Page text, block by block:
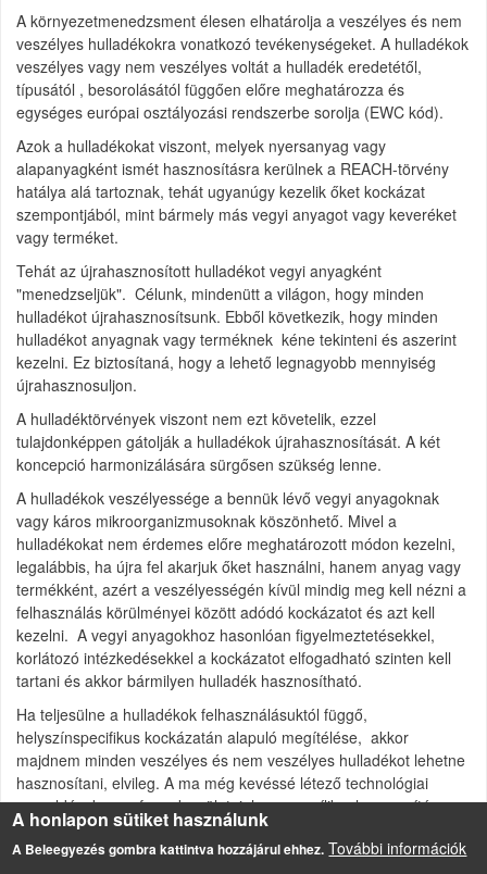
A környezetmenedzsment élesen elhatárolja a veszélyes és nem
veszélyes hulladékokra vonatkozó tevékenységeket. A hulladékok
veszélyes vagy nem veszélyes voltát a hulladék eredetétől,
típusától , besorolásától függően előre meghatározza és
egységes európai osztályozási rendszerbe sorolja (EWC kód).
Azok a hulladékokat viszont, melyek nyersanyag vagy
alapanyagként ismét hasznosításra kerülnek a REACH-törvény
hatálya alá tartoznak, tehát ugyanúgy kezelik őket kockázat
szempontjából, mint bármely más vegyi anyagot vagy keveréket
vagy terméket.
Tehát az újrahasznosított hulladékot vegyi anyagként
"menedzseljük". Célunk, mindenütt a világon, hogy minden
hulladékot újrahasznosítsunk. Ebből következik, hogy minden
hulladékot anyagnak vagy terméknek kéne tekinteni és aszerint
kezelni. Ez biztosítaná, hogy a lehető legnagyobb mennyiség
újrahasznosuljon.
A hulladéktörvények viszont nem ezt követelik, ezzel
tulajdonképpen gátolják a hulladékok újrahasznosítását. A két
koncepció harmonizálására sürgősen szükség lenne.
A hulladékok veszélyessége a bennük lévő vegyi anyagoknak
vagy káros mikroorganizmusoknak köszönhető. Mivel a
hulladékokat nem érdemes előre meghatározott módon kezelni,
legalábbis, ha újra fel akarjuk őket használni, hanem anyag vagy
termékként, azért a veszélyességén kívül mindig meg kell nézni a
felhasználás körülményei között adódó kockázatot és azt kell
kezelni. A vegyi anyagokhoz hasonlóan figyelmeztetésekkel,
korlátozó intézkedésekkel a kockázatot elfogadható szinten kell
tartani és akkor bármilyen hulladék hasznosítható.
Ha teljesülne a hulladékok felhasználásuktól függő,
helyszínspecifikus kockázatán alapuló megítélése, akkor
majdnem minden veszélyes és nem veszélyes hulladékot lehetne
hasznosítani, elvileg. A ma még kevéssé létező technológiai
megoldások meg fognak születni, ha megnyílik a hasznosítás
lehetősége a hulladékok előtt.
A honlapon sütiket használunk
A Beleegyezés gombra kattintva hozzájárul ehhez. További információk